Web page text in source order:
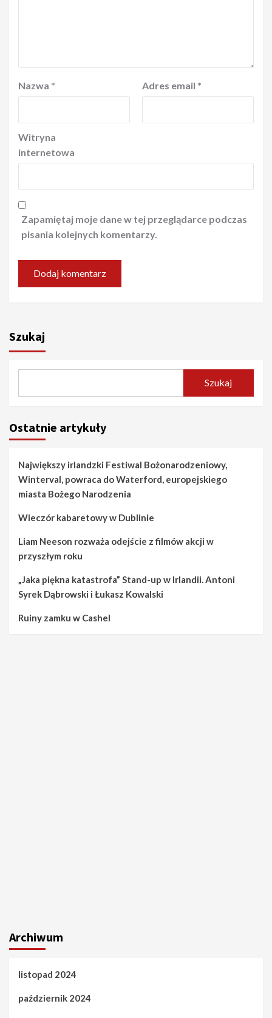
Nazwa * Adres email *
Witryna
internetowa
Zapamiętaj moje dane w tej przeglądarce podczas
pisania kolejnych komentarzy.
Szukaj
Szukaj
Ostatnie artykuły
Największy irlandzki Festiwal Bożonarodzeniowy,
Winterval, powraca do Waterford, europejskiego
miasta Bożego Narodzenia
Wieczór kabaretowy w Dublinie
Liam Neeson rozważa odejście z filmów akcji w
przyszłym roku
„Jaka piękna katastrofa” Stand-up w Irlandii. Antoni
Syrek Dąbrowski i Łukasz Kowalski
Ruiny zamku w Cashel
Archiwum
listopad 2024
październik 2024